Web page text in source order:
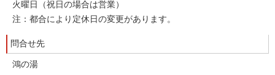
火曜日（祝日の場合は営業）
注：都合により定休日の変更があります。
問合せ先
鴻の湯